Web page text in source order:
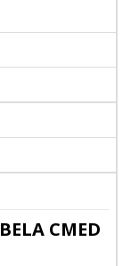
CMED